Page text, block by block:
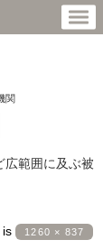
関
範囲に及ぶ被
is 1260 × 837